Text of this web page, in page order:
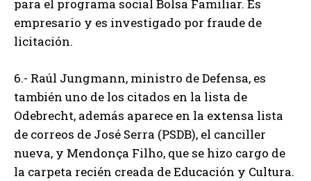
para el programa social Bolsa Familiar. Es
empresario y es investigado por fraude de
licitación.
6.- Raúl Jungmann, ministro de Defensa, es
también uno de los citados en la lista de
Odebrecht, además aparece en la extensa lista
de correos de José Serra (PSDB), el canciller
nueva, y Mendonça Filho, que se hizo cargo de
la carpeta recién creada de Educación y Cultura.